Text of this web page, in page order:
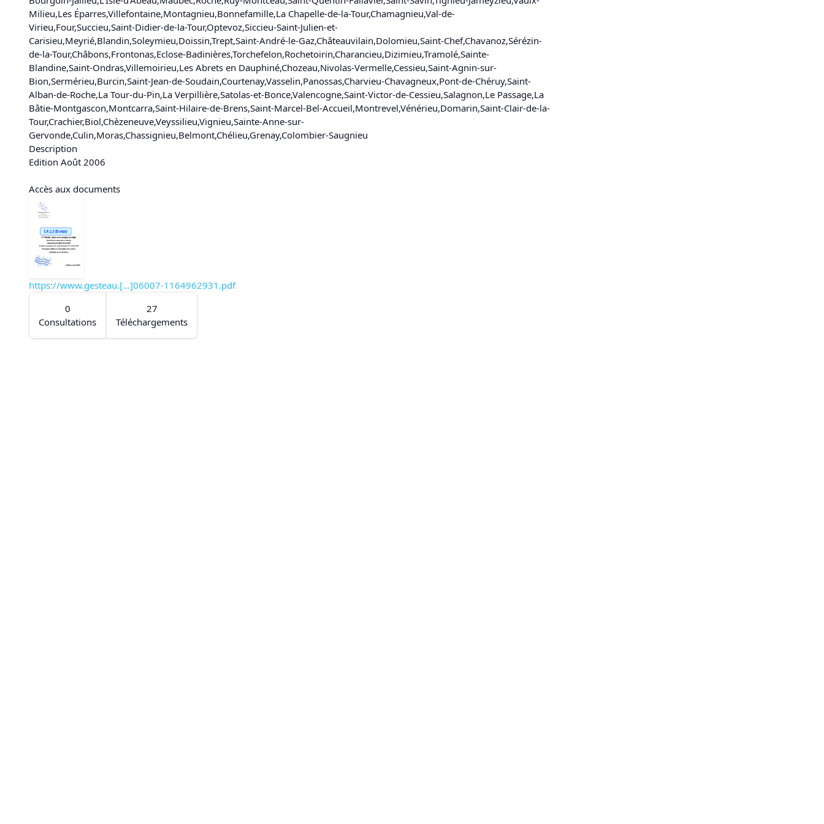
Milieu,Les Éparres,Villefontaine,Montagnieu,Bonnefamille,La Chapelle-de-la-Tour,Chamagnieu,Val-de-
Virieu,Four,Succieu,Saint-Didier-de-la-Tour,Optevoz,Siccieu-Saint-Julien-et-
Carisieu,Meyrié,Blandin,Soleymieu,Doissin,Trept,Saint-André-le-Gaz,Châteauvilain,Dolomieu,Saint-Chef,Chavanoz,Sérézin-
de-la-Tour,Châbons,Frontonas,Eclose-Badinières,Torchefelon,Rochetoirin,Charancieu,Dizimieu,Tramolé,Sainte-
Blandine,Saint-Ondras,Villemoirieu,Les Abrets en Dauphiné,Chozeau,Nivolas-Vermelle,Cessieu,Saint-Agnin-sur-
Bion,Sermérieu,Burcin,Saint-Jean-de-Soudain,Courtenay,Vasselin,Panossas,Charvieu-Chavagneux,Pont-de-Chéruy,Saint-
Alban-de-Roche,La Tour-du-Pin,La Verpillière,Satolas-et-Bonce,Valencogne,Saint-Victor-de-Cessieu,Salagnon,Le Passage,La
Bâtie-Montgascon,Montcarra,Saint-Hilaire-de-Brens,Saint-Marcel-Bel-Accueil,Montrevel,Vénérieu,Domarin,Saint-Clair-de-la-
Tour,Crachier,Biol,Chèzeneuve,Veyssilieu,Vignieu,Sainte-Anne-sur-
Gervonde,Culin,Moras,Chassignieu,Belmont,Chélieu,Grenay,Colombier-Saugnieu
Description
Edition Août 2006
Accès aux documents
https://www.gesteau.[...]06007-1164962931.pdf
0
Consultations
27
Téléchargements